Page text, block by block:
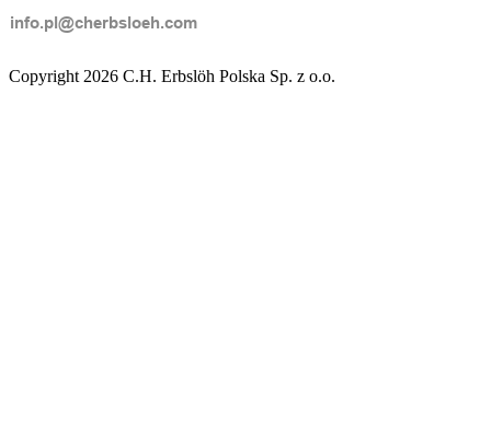
Copyright 2026 C.H. Erbslöh Polska Sp. z o.o.